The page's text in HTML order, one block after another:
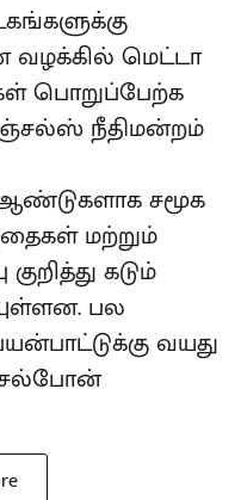
வழக்கில் மெட்டா
பொறுப்பேற்க
நீதிமன்றம்
சமூக
மற்றும்
கடும்
பல
வயது